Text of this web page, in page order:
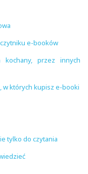
e-booków
przez innych
w których kupisz e-booki
tylko do czytania